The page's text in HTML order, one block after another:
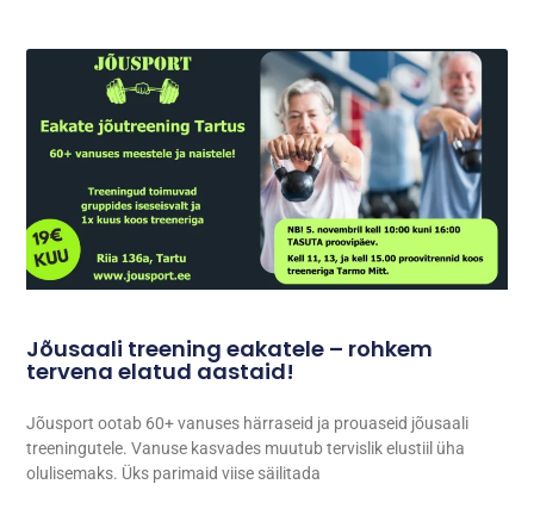
Jõusaali treening eakatele – rohkem
tervena elatud aastaid!
Jõusport ootab 60+ vanuses härraseid ja prouaseid jõusaali
treeningutele. Vanuse kasvades muutub tervislik elustiil üha
olulisemaks. Üks parimaid viise säilitada